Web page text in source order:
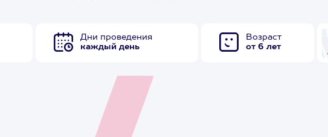
Дни проведения
каждый день
Возраст
от 6 лет